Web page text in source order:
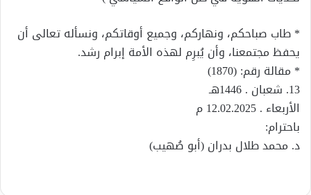
* طاب صباحكم، ونهاركم، وجميع أوقاتكم، ونسأله تعالى أن
يحفظ مجتمعنا، وأن يُبرِم لهذه الأمة إبرام رشد.
* مقالة رقم: (1870)
13. شعبان . 1446هـ
الأربعاء . 12.02.2025 م
باحترام:
د. محمد طلال بدران (أبو صُهيب)